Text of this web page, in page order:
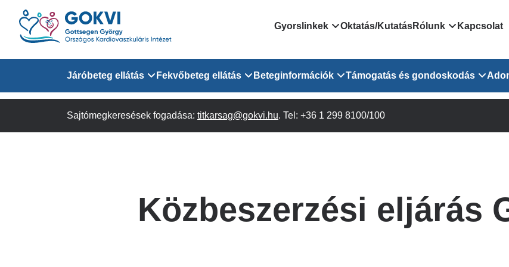
Ugrás
tartalomra
Domain
menu
for
GOKVI
Gyorslinkek
Országos Online Várólista
EESZT - Egészségablak
Egységes alapellátási ügyeleti
rendszer
Oktatás/KutatásRólunk
Rendezvényeink
Egészségfejlesztő
Közérdekű
Kapcsolat
Domain
menu
(main)
Járóbeteg ellátás
Járóbeteg Információk
Fekvőbeteg ellátás
Felnőtt Kardiológiai Osztály
Felnőtt Szív- és Érsebészet
Beteginformációk
Orvosaink
lekérése
Támogatás és gondoskodás
Pszichológusok
felnőtt betegeinknek
Sajtómegkeresések fogadása: titkarsag@gokvi.hu. Tel: +36 1 299 8100/100
Közbeszerzési eljárás